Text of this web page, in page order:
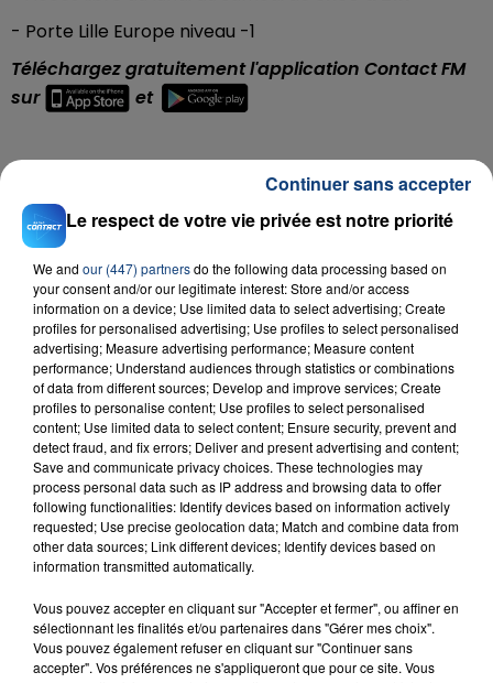
- Porte Lille Europe niveau -1
Téléchargez gratuitement l'application Contact FM
sur
et
SHAKIRA FEAT. BURNA BOY
RADIO CONTACT
FIL D'ACTU
Le respect de votre vie privée est notre priorité
We and our (447) partnersdo the following data processing based on
your consent and/or our legitimate interest: Store and/or access
information on a device; Use limited data to select advertising; Create
profiles for personalised advertising; Use profiles to select personalised
advertising; Measure advertising performance; Measure content
performance; Understand audiences through statistics or combinations
of data from different sources; Develop and improve services; Create
profiles to personalise content; Use profiles to select personalised
content; Use limited data to select content; Ensure security, prevent and
detect fraud, and fix errors; Deliver and present advertising and content;
Save and communicate privacy choices. These technologies may
process personal data such as IP address and browsing data to offer
following functionalities: Identify devices based on information actively
requested; Use precise geolocation data; Match and combine data from
other data sources; Link different devices; Identify devices based on
information transmitted automatically.
Vous pouvez accepter en cliquant sur "Accepter et fermer", ou affiner en
sélectionnant les finalités et/ou partenaires dans "Gérer mes choix".
Vous pouvez également refuser en cliquant sur "Continuer sans
accepter". Vos préférences ne s'appliqueront que pour ce site. Vous
Continuer sans accepter